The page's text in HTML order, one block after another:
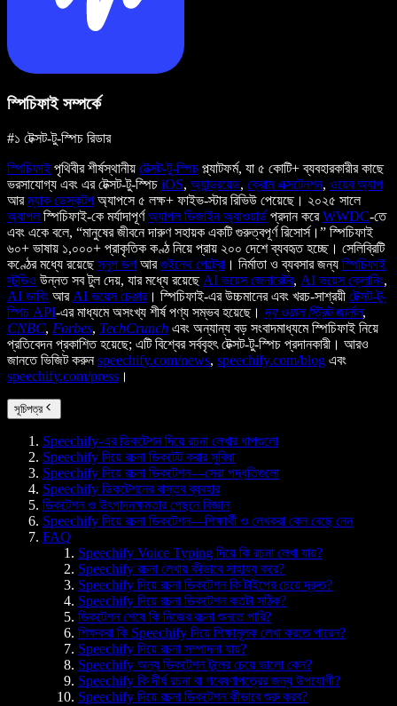
স্পিচিফাই সম্পর্কে
#১ টেক্সট-টু-স্পিচ রিডার
স্পিচিফাই পৃথিবীর শীর্ষস্থানীয় টেক্সট-টু-স্পিচ প্ল্যাটফর্ম, যা ৫ কোটি+ ব্যবহারকারীর কাছে
ভরসাযোগ্য এবং এর টেক্সট-টু-স্পিচ iOS, অ্যান্ড্রয়েড, ক্রোম এক্সটেনশন, ওয়েব অ্যাপ
আরম্যাক ডেস্কটপ অ্যাপসে ৫ লক্ষ+ ফাইভ-স্টার রিভিউ পেয়েছে। ২০২৫ সালে
অ্যাপলস্পিচিফাই-কে মর্যাদাপূর্ণঅ্যাপল ডিজাইন অ্যাওয়ার্ড প্রদান করেWWDC-তে
এবং একে বলে, “মানুষের জীবনে দারুণ সহায়ক একটি গুরুত্বপূর্ণ রিসোর্স।” স্পিচিফাই
৬০+ ভাষায় ১,০০০+ প্রাকৃতিক কণ্ঠ নিয়ে প্রায় ২০০ দেশে ব্যবহৃত হচ্ছে। সেলিব্রিটি
কণ্ঠের মধ্যে রয়েছেস্নুপ ডগ আরগুইনেথ পেল্ট্রো । নির্মাতা ও ব্যবসার জন্য স্পিচিফাই
স্টুডিও উন্নত সব টুল দেয়, যার মধ্যে রয়েছে AI ভয়েস জেনারেটর, AI ভয়েস ক্লোনিং,
AI ডাবিং আর AI ভয়েস চেঞ্জার। স্পিচিফাই-এর উচ্চমানের এবং খরচ-সাশ্রয়ী টেক্সট-টু-
স্পিচ API-এর মাধ্যমে অসংখ্য শীর্ষ পণ্য সম্ভব হয়েছে। দ্য ওয়াল স্ট্রিট জার্নাল,
CNBC, Forbes, TechCrunch এবং অন্যান্য বড় সংবাদমাধ্যমে স্পিচিফাই নিয়ে
প্রতিবেদন প্রকাশিত হয়েছে; এটি বিশ্বের সর্ববৃহৎ টেক্সট-টু-স্পিচ প্রদানকারী। আরও
জানতে ভিজিট করুনspeechify.com/news, speechify.com/blog এবং
speechify.com/press ।
সূচিপত্র
Speechify-এর ডিকটেশন দিয়ে রচনা লেখার ধাপগুলো
Speechify দিয়ে রচনা ডিকটেট করার সুবিধা
Speechify দিয়ে রচনা ডিকটেশন—সেরা পদ্ধতিগুলো
Speechify ডিকটেশনের বাস্তব ব্যবহার
ডিকটেশন ও উৎপাদনক্ষমতার পেছনে বিজ্ঞান
Speechify দিয়ে রচনা ডিকটেশন—শিক্ষার্থী ও লেখকরা কেন বেছে নেন
FAQ
Speechify Voice Typing দিয়ে কি রচনা লেখা যায়?
Speechify রচনা লেখায় কীভাবে সাহায্য করে?
Speechify দিয়ে রচনা ডিকটেশন কি টাইপের চেয়ে দ্রুত?
Speechify দিয়ে রচনা ডিকটেশন কতটা সঠিক?
ডিকটেশন শেষে কি নিজের রচনা শুনতে পারি?
শিক্ষকরা কি Speechify দিয়ে শিক্ষামূলক লেখা করতে পারেন?
Speechify দিয়ে রচনা সম্পাদনা যায়?
Speechify অন্য ডিকটেশন টুলের চেয়ে ভালো কেন?
Speechify কি দীর্ঘ রচনা বা গবেষণাপত্রের জন্য উপযোগী?
Speechify দিয়ে রচনা ডিকটেশন কীভাবে শুরু করব?